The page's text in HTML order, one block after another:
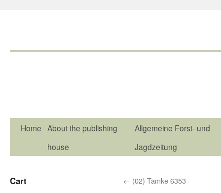
Home About the publishing
house
Allgemeine Forst- und
Jagdzeitung
← (02) Tamke 6353
Cart